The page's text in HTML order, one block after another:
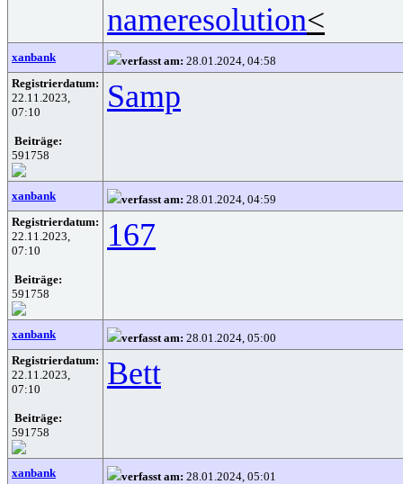
nameresolution<
xanbank verfasst am: 28.01.2024, 04:58
Registrierdatum:
22.11.2023,
07:10
Beiträge:
591758
Samp
xanbank verfasst am: 28.01.2024, 04:59
Registrierdatum:
22.11.2023,
07:10
Beiträge:
591758
167
xanbank verfasst am: 28.01.2024, 05:00
Registrierdatum:
22.11.2023,
07:10
Beiträge:
591758
Bett
xanbank verfasst am: 28.01.2024, 05:01